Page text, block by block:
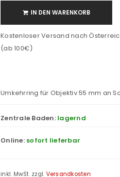
IN DEN WARENKORB
Kostenloser Versand nach
(ab 100€)
Umkehrring für Objektiv 55 mm an
Zentrale Baden: lagernd
Online: sofort lieferbar
inkl. MwSt. zzgl. Versandkosten